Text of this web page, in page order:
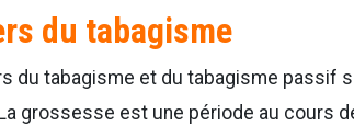
du tabagisme
du tabagisme et du tabagisme passif
grossesse est une période au cours